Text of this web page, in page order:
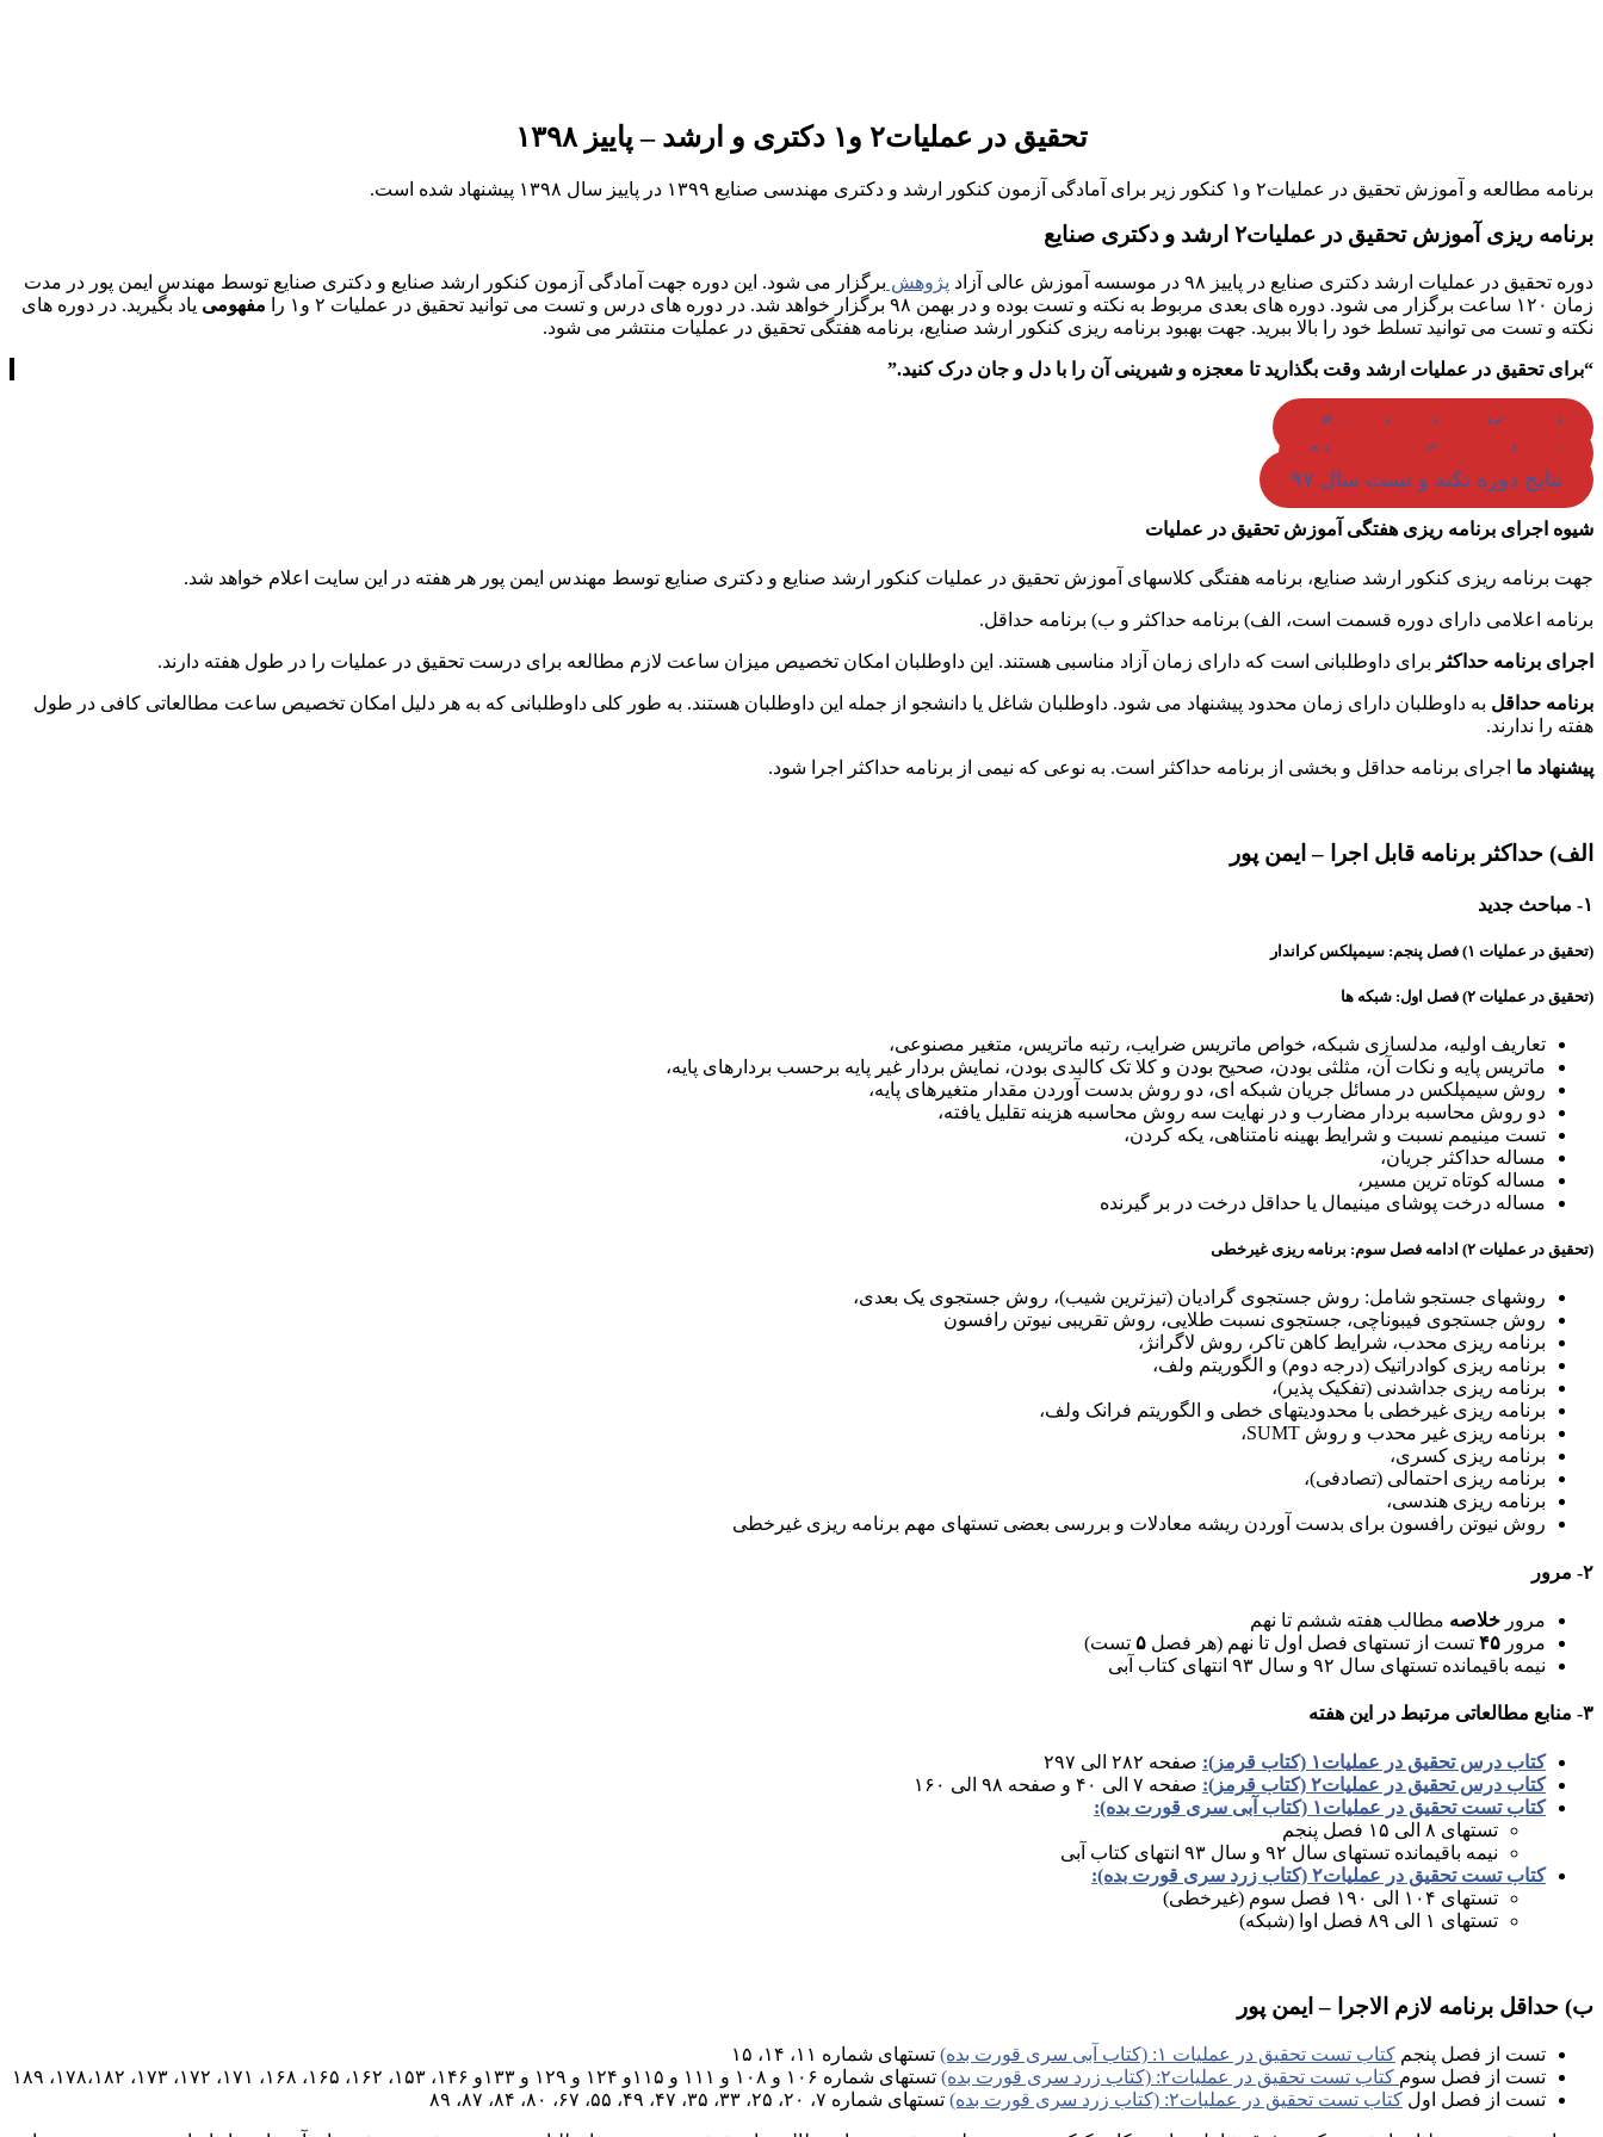
تحقیق در عملیات۲ و۱ دکتری و ارشد – پاییز ۱۳۹۸
برنامه مطالعه و آموزش تحقیق در عملیات۲ و۱ کنکور زیر برای آمادگی آزمون کنکور ارشد و دکتری مهندسی صنایع ۱۳۹۹ در پاییز سال ۱۳۹۸ پیشنهاد شده است.
برنامه ریزی آموزش تحقیق در عملیات۲ ارشد و دکتری صنایع
دوره تحقیق در عملیات ارشد دکتری صنایع در پاییز ۹۸ در موسسه آموزش عالی آزاد پژوهش برگزار می شود. این دوره جهت آمادگی آزمون کنکور ارشد صنایع و دکتری صنایع توسط مهندس ایمن پور در مدت
زمان ۱۲۰ ساعت برگزار می شود. دوره های بعدی مربوط به نکته و تست بوده و در بهمن ۹۸ برگزار خواهد شد. در دوره های درس و تست می توانید تحقیق در عملیات ۲ و۱ را
مفهومی یاد بگیرید. در دوره های
نکته و تست می توانید تسلط خود را بالا ببرید. جهت بهبود برنامه ریزی کنکور ارشد صنایع، برنامه هفتگی تحقیق در عملیات منتشر می شود.
“برای تحقیق در عملیات ارشد وقت بگذارید تا معجزه و شیرینی آن را با دل و جان درک کنید.”
لیست کلیه برنامه های هفتگی
ثبت نام دوره نکته و تست ۹۸
نتایج دوره نکته و تست سال ۹۷
شیوه اجرای برنامه ریزی هفتگی آموزش تحقیق در عملیات
جهت برنامه ریزی کنکور ارشد صنایع، برنامه هفتگی کلاسهای آموزش تحقیق در عملیات کنکور ارشد صنایع و دکتری صنایع توسط مهندس ایمن پور هر هفته در این سایت اعلام خواهد شد.
برنامه اعلامی دارای دوره قسمت است، الف) برنامه حداکثر و ب) برنامه حداقل.
اجرای برنامه حداکثر برای داوطلبانی است که دارای زمان آزاد مناسبی هستند. این داوطلبان امکان تخصیص میزان ساعت لازم مطالعه برای درست تحقیق در عملیات را در طول هفته دارند.
برنامه حداقل به داوطلبان دارای زمان محدود پیشنهاد می شود. داوطلبان شاغل یا دانشجو از جمله این داوطلبان هستند. به طور کلی داوطلبانی که به هر دلیل امکان تخصیص ساعت مطالعاتی کافی در طول
هفته را ندارند.
پیشنهاد ما اجرای برنامه حداقل و بخشی از برنامه حداکثر است. به نوعی که نیمی از برنامه حداکثر اجرا شود.
الف) حداکثر برنامه قابل اجرا – ایمن پور
۱- مباحث جدید
(تحقیق در عملیات ۱) فصل پنجم: سیمپلکس کراندار
(تحقیق در عملیات ۲) فصل اول: شبکه ها
تعاریف اولیه، مدلسازی شبکه، خواص ماتریس ضرایب، رتبه ماتریس، متغیر مصنوعی،
ماتریس پایه و نکات آن، مثلثی بودن، صحیح بودن و کلا تک کالبدی بودن، نمایش بردار غیر پایه برحسب بردارهای پایه،
روش سیمپلکس در مسائل جریان شبکه ای، دو روش بدست آوردن مقدار متغیرهای پایه،
دو روش محاسبه بردار مضارب و در نهایت سه روش محاسبه هزینه تقلیل یافته،
تست مینیمم نسبت و شرایط بهینه نامتناهی، یکه کردن،
مساله حداکثر جریان،
مساله کوتاه ترین مسیر،
مساله درخت پوشای مینیمال یا حداقل درخت در بر گیرنده
(تحقیق در عملیات ۲) ادامه فصل سوم: برنامه ریزی غیرخطی
روشهای جستجو شامل: روش جستجوی گرادیان (تیزترین شیب)، روش جستجوی یک بعدی،
روش جستجوی فیبوناچی، جستجوی نسبت طلایی، روش تقریبی نیوتن رافسون
برنامه ریزی محدب، شرایط کاهن تاکر، روش لاگرانژ،
برنامه ریزی کوادراتیک (درجه دوم) و الگوریتم ولف،
برنامه ریزی جداشدنی (تفکیک پذیر)،
برنامه ریزی غیرخطی با محدودیتهای خطی و الگوریتم فرانک ولف،
برنامه ریزی غیر محدب و روش SUMT،
برنامه ریزی کسری،
برنامه ریزی احتمالی (تصادفی)،
برنامه ریزی هندسی،
روش نیوتن رافسون برای بدست آوردن ریشه معادلات و بررسی بعضی تستهای مهم برنامه ریزی غیرخطی
۲- مرور
مرور خلاصه مطالب هفته ششم تا نهم
مرور ۴۵ تست از تستهای فصل اول تا نهم (هر فصل ۵ تست)
نیمه باقیمانده تستهای سال ۹۲ و سال ۹۳ انتهای کتاب آبی
۳- منابع مطالعاتی مرتبط در این هفته
کتاب درس تحقیق در عملیات۱ (کتاب قرمز):
صفحه ۲۸۲ الی ۲۹۷
کتاب درس تحقیق در عملیات۲ (کتاب قرمز):
صفحه ۷ الی ۴۰ و صفحه ۹۸ الی ۱۶۰
کتاب تست تحقیق در عملیات۱ (کتاب آبی سری قورت بده):
تستهای ۸ الی ۱۵ فصل پنجم
نیمه باقیمانده تستهای سال ۹۲ و سال ۹۳ انتهای کتاب آبی
کتاب تست تحقیق در عملیات۲ (کتاب زرد سری قورت بده):
تستهای ۱۰۴ الی ۱۹۰ فصل سوم (غیرخطی)
تستهای ۱ الی ۸۹ فصل اوا (شبکه)
ب) حداقل برنامه لازم الاجرا – ایمن پور
تست از فصل پنجم کتاب تست تحقیق در عملیات ۱: (کتاب آبی سری قورت بده)
تستهای شماره ۱۱، ۱۴، ۱۵
تست از فصل سوم کتاب تست تحقیق در عملیات۲: (کتاب زرد سری قورت بده)
تستهای شماره ۱۰۶ و ۱۰۸ و ۱۱۱ و ۱۱۵و ۱۲۴ و ۱۲۹ و ۱۳۳و ۱۴۶، ۱۵۳، ۱۶۲، ۱۶۵، ۱۶۸، ۱۷۱، ۱۷۲، ۱۷۳، ۱۷۸،۱۸۲، ۱۸۹
تست از فصل اول کتاب تست تحقیق در عملیات۲: (کتاب زرد سری قورت بده) تستهای شماره ۷، ۲۰، ۲۵، ۳۳، ۳۵، ۴۷، ۴۹، ۵۵، ۶۷، ۸۰، ۸۴، ۸۷، ۸۹